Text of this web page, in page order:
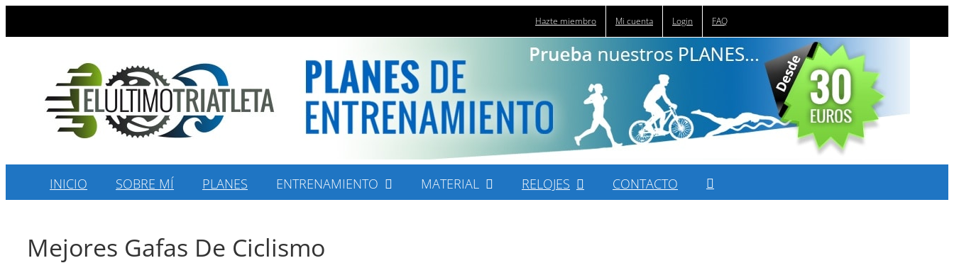
Hazte miembro Mi cuenta Login FAQ
INICIO SOBRE MÍ PLANES ENTRENAMIENTO MATERIAL RELOJES CONTACTO
Mejores Gafas De Ciclismo